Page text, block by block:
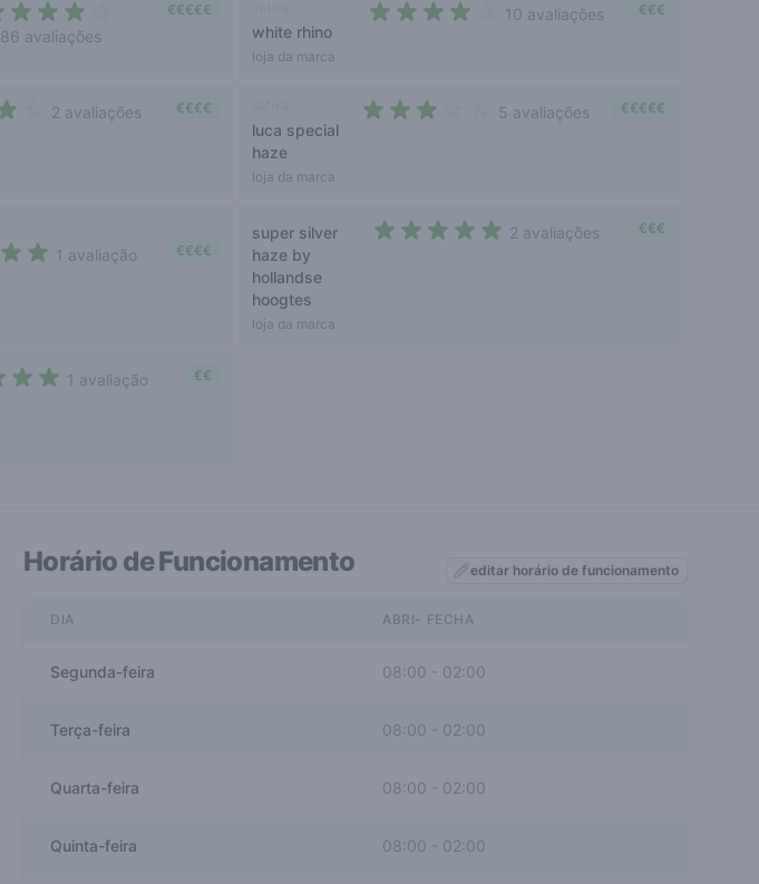
86 avaliações
€€€€€
white rhino
loja da marca
10 avaliações €€€
2 avaliações €€€€
luca special
haze
loja da marca
5 avaliações €€€€€
1 avaliação €€€€
super silver
haze by
hollandse
hoogtes
loja da marca
2 avaliações €€€
1 avaliação €€
Horário de Funcionamento editar horário de funcionamento
DIA ABRI- FECHA
Segunda-feira 08:00 - 02:00
Terça-feira 08:00 02:00
Quarta-feira 08:00 - 02:00
Quinta-feira 08:00 02:00